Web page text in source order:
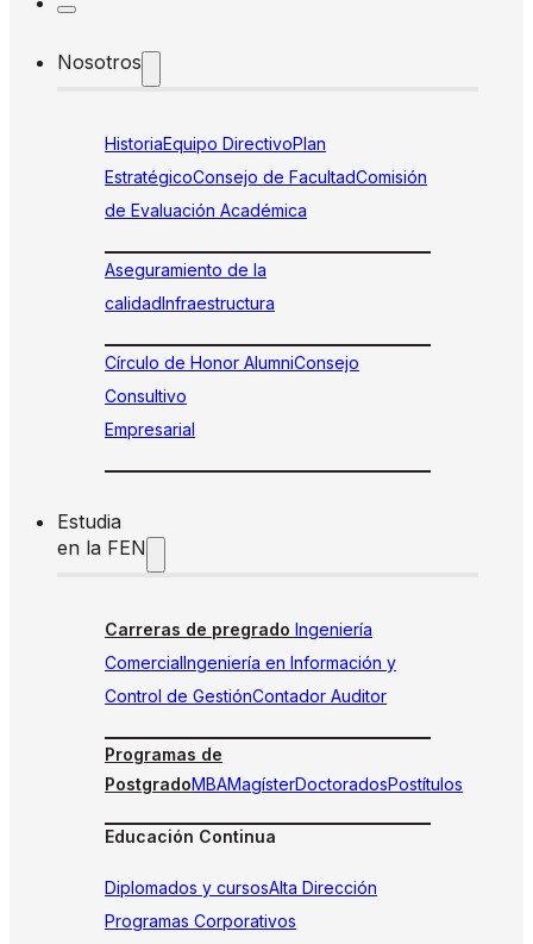
Nosotros
HistoriaEquipo DirectivoPlan
EstratégicoConsejo de FacultadComisión
de Evaluación Académica
Aseguramiento de la
calidadInfraestructura
Círculo de Honor AlumniConsejo
Consultivo
Empresarial
Estudia
en la FEN
Carreras de pregrado Ingeniería
ComercialIngeniería en Información y
Control de GestiónContador Auditor
Programas de
PostgradoMBAMagísterDoctoradosPostítulos
Educación Continua
Diplomados y cursosAlta Dirección
Programas Corporativos